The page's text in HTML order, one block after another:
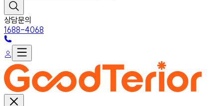
상담문의
1688-4068